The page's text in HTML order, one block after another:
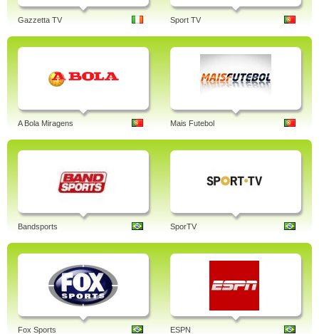
Gazzetta TV Sport TV
A Bola Miragens Mais Futebol
Bandsports SporTV
Fox Sports ESPN